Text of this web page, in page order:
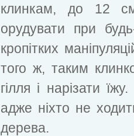
клинкам, до 12
орудувати при
кропітких
того ж, таким
гілля і нарізати
адже ніхто не
дерева.